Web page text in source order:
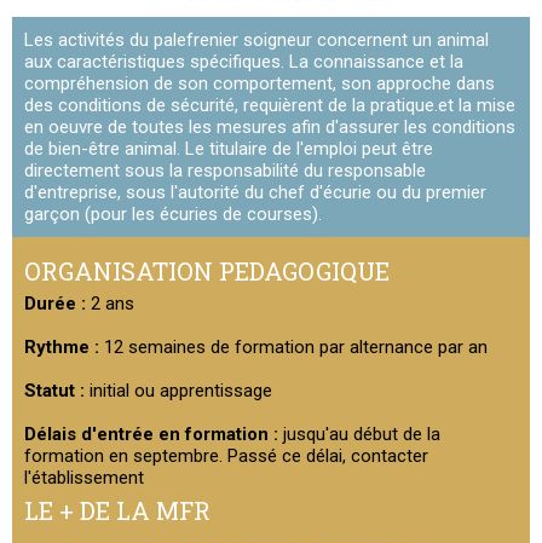
Les activités du palefrenier soigneur concernent un animal
aux caractéristiques spécifiques. La connaissance et la
compréhension de son comportement, son approche dans
des conditions de sécurité, requièrent de la pratique.et la mise
en oeuvre de toutes les mesures afin d'assurer les conditions
de bien-être animal. Le titulaire de l'emploi peut être
directement sous la responsabilité du responsable
d'entreprise, sous l'autorité du chef d'écurie ou du premier
garçon (pour les écuries de courses).
ORGANISATION PEDAGOGIQUE
Durée : 2 ans
Rythme : 12 semaines de formation par alternance par an
Statut : initial ou apprentissage
Délais d'entrée en formation : jusqu'au début de la
formation en septembre. Passé ce délai, contacter
l'établissement
LE + DE LA MFR